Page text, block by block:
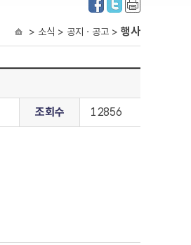
> 소식 > 공지ㆍ공고 > 행사
조회수 12856